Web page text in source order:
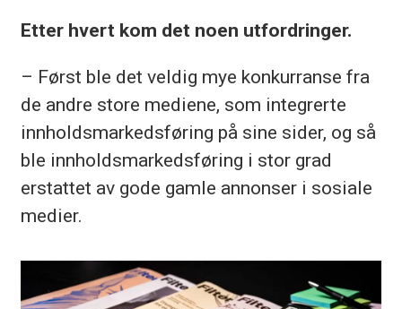
Etter hvert kom det noen utfordringer.
– Først ble det veldig mye konkurranse fra
de andre store mediene, som integrerte
innholdsmarkedsføring på sine sider, og så
ble innholdsmarkedsføring i stor grad
erstattet av gode gamle annonser i sosiale
medier.